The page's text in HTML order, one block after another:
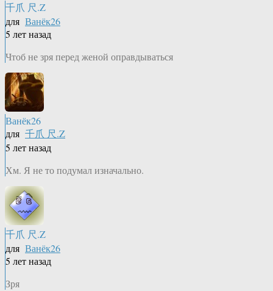
千爪 尺.Z
для Ванёк26
5 лет назад
Чтоб не зря перед женой оправдываться
Ванёк26
для 千爪 尺.Z
5 лет назад
Хм. Я не то подумал изначально.
千爪 尺.Z
для Ванёк26
5 лет назад
Зря